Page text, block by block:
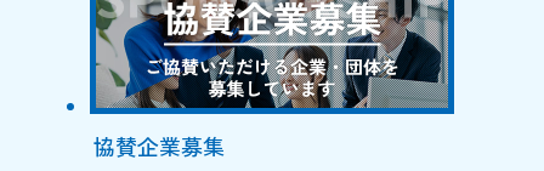
協賛企業募集